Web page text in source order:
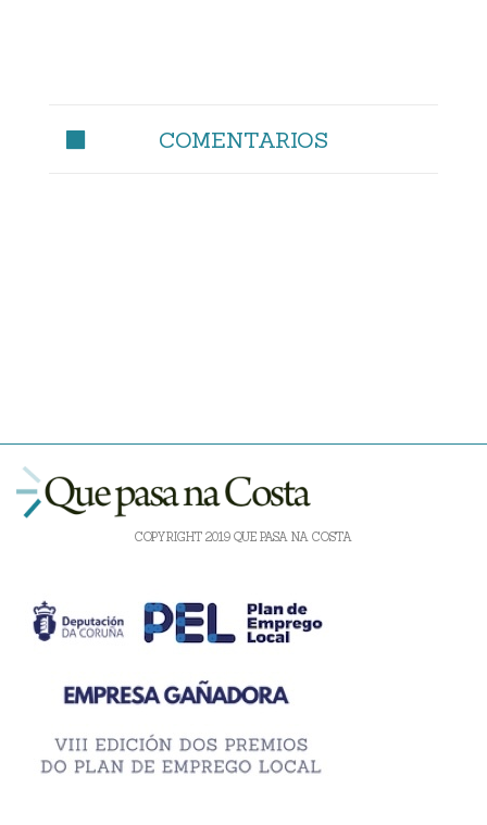
COMENTARIOS
COPYRIGHT 2019 QUE PASA NA COSTA